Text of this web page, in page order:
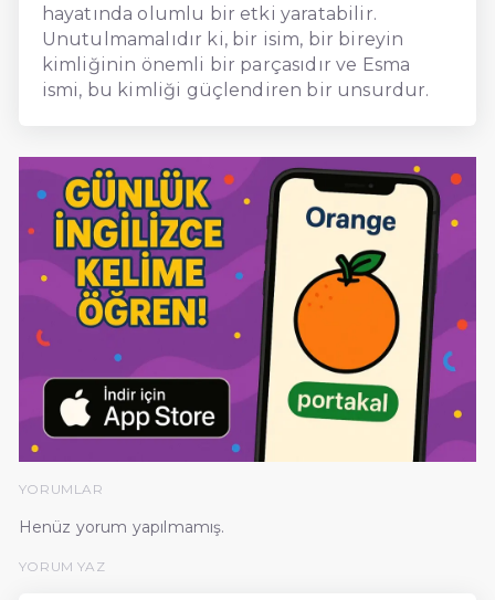
hayatında olumlu bir etki yaratabilir.
Unutulmamalıdır ki, bir isim, bir bireyin
kimliğinin önemli bir parçasıdır ve Esma
ismi, bu kimliği güçlendiren bir unsurdur.
YORUMLAR
Henüz yorum yapılmamış.
YORUM YAZ